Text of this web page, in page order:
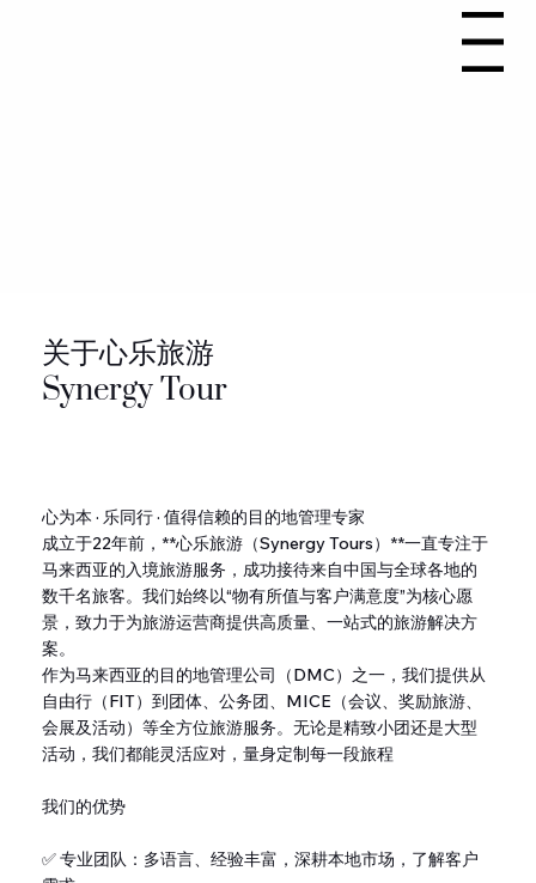
Menu
关于心乐旅游
Synergy Tour
心为本 · 乐同行 · 值得信赖的目的地管理专家
成立于22年前，**心乐旅游（Synergy Tours）**一直专注于
马来西亚的入境旅游服务，成功接待来自中国与全球各地的
数千名旅客。我们始终以“物有所值与客户满意度”为核心愿
景，致力于为旅游运营商提供高质量、一站式的旅游解决方
案。
作为马来西亚的目的地管理公司（DMC）之一，我们提供从
自由行（FIT）到团体、公务团、MICE（会议、奖励旅游、
会展及活动）等全方位旅游服务。无论是精致小团还是大型
活动，我们都能灵活应对，量身定制每一段旅程
我们的优势
✅ 专业团队：多语言、经验丰富，深耕本地市场，了解客户